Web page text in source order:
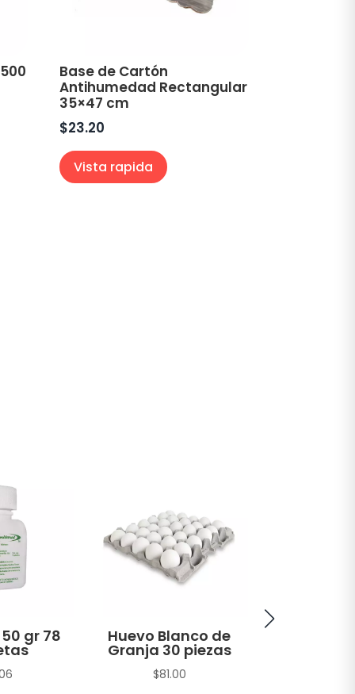
Base de Cartón
Antihumedad Rectangular
35×47 cm
$23.20
Vista rapida
gr 78 Huevo Blanco de
Granja 30 piezas
$81.00